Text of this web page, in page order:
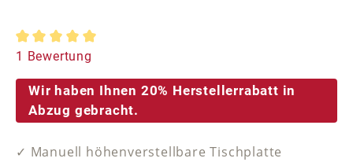
Durchschnittliche Bewertung von 5 von 5 Sternen
1 Bewertung
Wir haben Ihnen 20% Herstellerrabatt in
Abzug gebracht.
✓ Manuell höhenverstellbare Tischplatte